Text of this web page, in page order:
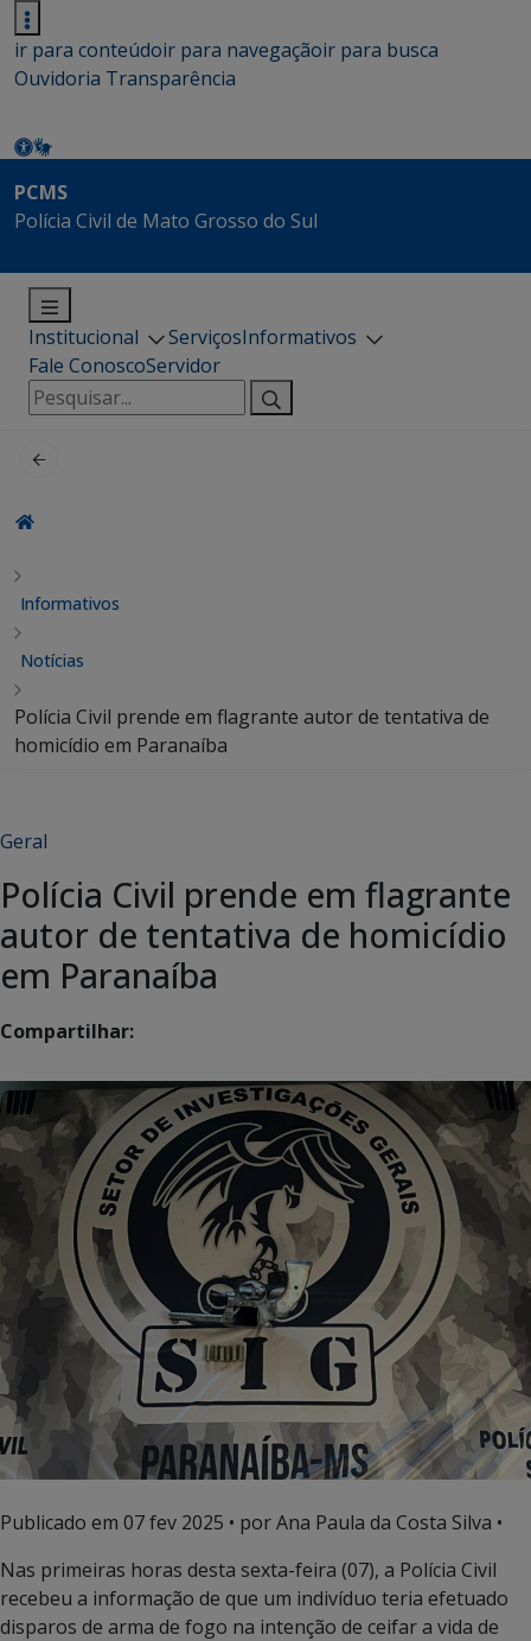
ir para conteúdoir para navegaçãoir para busca
Ouvidoria Transparência
PCMS
Polícia Civil de Mato Grosso do Sul
Institucional ServiçosInformativos
Fale ConoscoServidor
Pesquisar
por:
Informativos
Notícias
Polícia Civil prende em flagrante autor de tentativa de
homicídio em Paranaíba
Geral
Polícia Civil prende em flagrante
autor de tentativa de homicídio
em Paranaíba
Compartilhar:
Publicado em 07 fev 2025 • por Ana Paula da Costa Silva •
Nas primeiras horas desta sexta-feira (07), a Polícia Civil
recebeu a informação de que um indivíduo teria efetuado
disparos de arma de fogo na intenção de ceifar a vida de